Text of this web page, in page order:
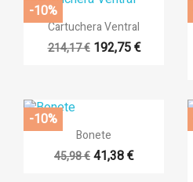
 Vista rápida
Cartuchera Ventral
214,17 € 192,75 €
-10%
 Vista rápida
Bonete
45,98 €41,38 €
-10%